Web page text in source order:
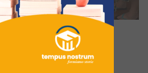
il IV Trofeo